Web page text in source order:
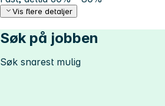
Vis flere detaljer
Søk på jobben
Søk snarest mulig